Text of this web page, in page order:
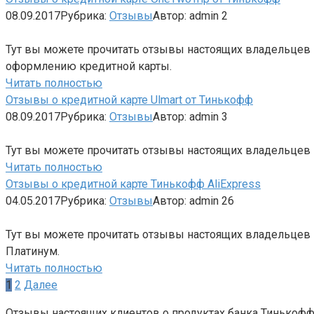
08.09.2017Рубрика: ОтзывыАвтор: admin 2
Тут вы можете прочитать отзывы настоящих
оформлению кредитной карты.
Читать полностью
Отзывы о кредитной карте Ulmart от Тинькофф
08.09.2017Рубрика: ОтзывыАвтор: admin 3
Тут вы можете прочитать отзывы настоящих
Читать полностью
Отзывы о кредитной карте Тинькофф AliExpress
04.05.2017Рубрика: ОтзывыАвтор: admin 26
Тут вы можете прочитать отзывы настоящих
Платинум.
Читать полностью
Пагинация
1 2 Далее